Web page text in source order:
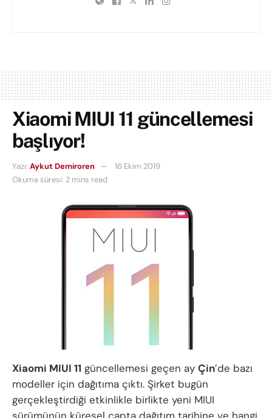
Xiaomi MIUI 11 güncellemesi
başlıyor!
Yazı: Aykut Demiroren
16 Ekim 2019
Okuma süresi: 2 mins read
Xiaomi MIUI 11 güncellemesi geçen ay Çin’de bazı
modeller için dağıtıma çıktı. Şirket bugün
gerçekleştirdiği etkinlikle birlikte yeni MIUI